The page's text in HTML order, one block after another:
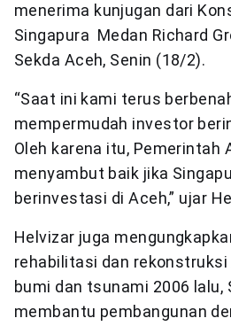
menerima kunjugan dari
Singapura Medan Richard
Sekda Aceh, Senin (18/2).
“Saat ini kami terus
mempermudah investor
Oleh karena itu, Pemerintah
menyambut baik jika
berinvestasi di Aceh,” ujar
Helvizar juga
rehabilitasi dan
bumi dan tsunami 2006 lalu,
membantu pembangunan